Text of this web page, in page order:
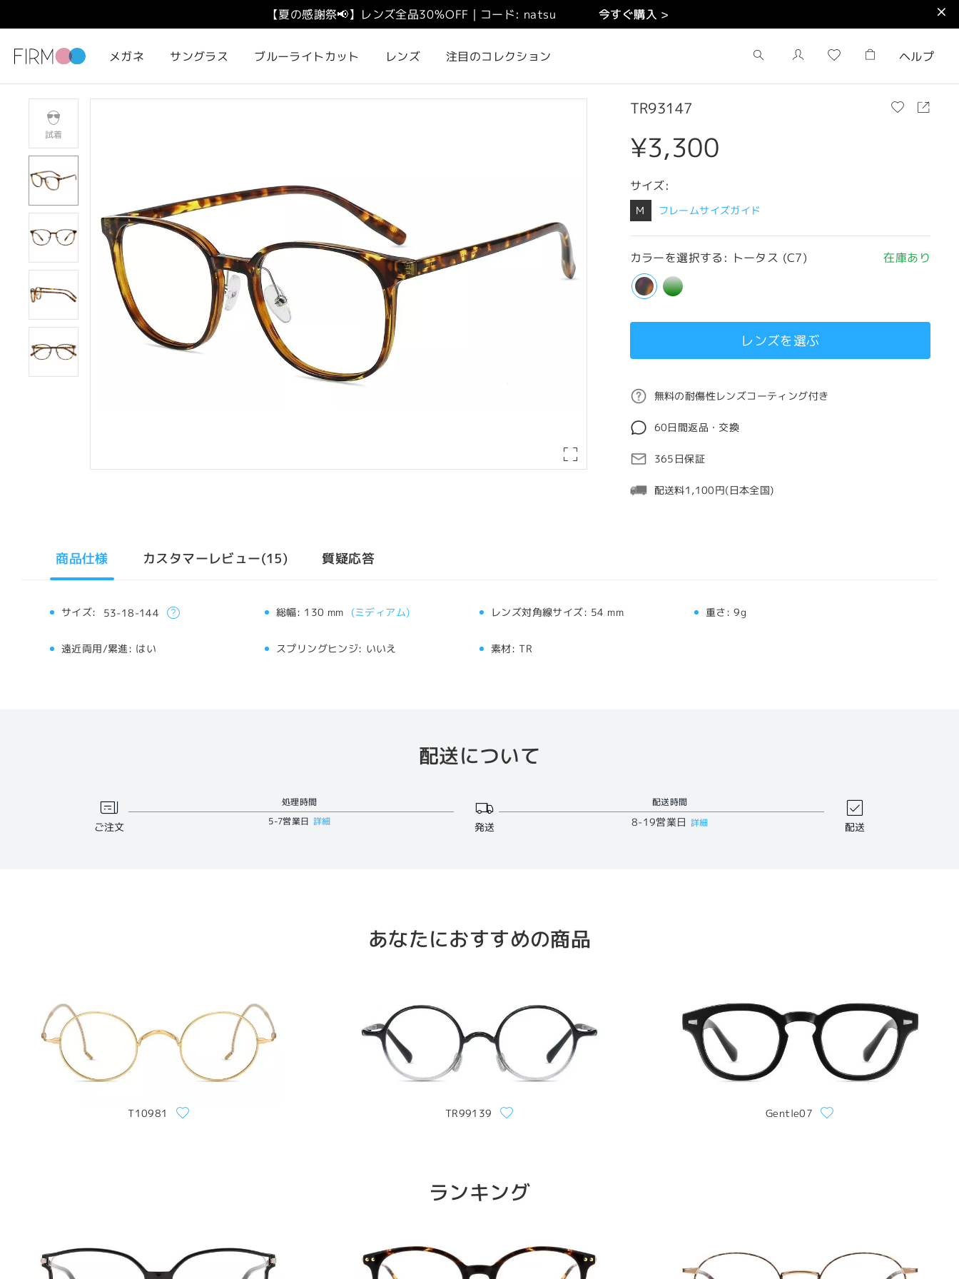
【夏の感謝祭📢】 レンズ全品30％OFF｜コード: natsu 今すぐ購入 >
メガネ サングラス ブルーライトカット レンズ 注目のコレクション ヘルプ
試着
TR93147
¥3,300
サイズ:
M フレームサイズガイド
カラーを選択する: トータス (C7) 在庫あり
レンズを選ぶ
無料の耐傷性レンズコーティング付き
60日間返品・交換
365日保証
配送料1,100円(日本全国)
商品仕様 カスタマーレビュー(15) 質疑応答
サイズ: 53-18-144 総幅: 130 mm (ミディアム) レンズ対角線サイズ: 54 mm 重さ: 9g
遠近両用/累進: はい スプリングヒンジ: いいえ 素材: TR
配送について
ご注文
処理時間
5-7営業日 詳細 発送
配送時間
8-19営業日 詳細 配送
あなたにおすすめの商品
T10981 TR99139 Gentle07
ランキング